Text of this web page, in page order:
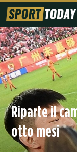
Riparte il
otto mesi